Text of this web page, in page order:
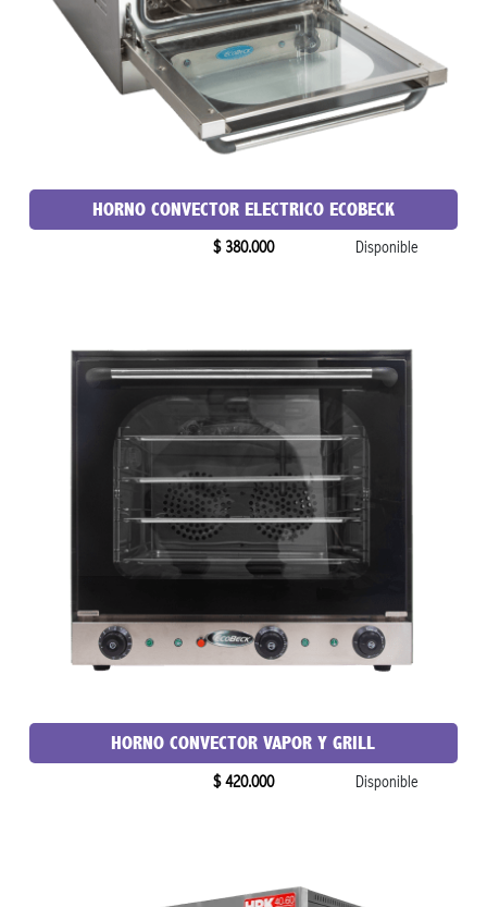
HORNO CONVECTOR ELECTRICO ECOBECK
$ 380.000 Disponible
HORNO CONVECTOR VAPOR Y GRILL
$ 420.000 Disponible